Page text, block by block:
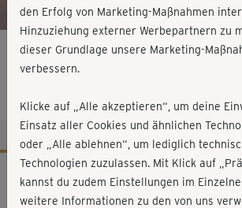
Gesund älter werden -
Workout-Facts
leicht
den Erfolg von Marketing-Maßnahmen
Hinzuziehung externer Werbepartnern zu
dieser Grundlage unsere Marketing-
verbessern.
Klicke auf „Alle akzeptieren“, um deine
Einsatz aller Cookies und ähnlichen
oder „Alle ablehnen“, um lediglich
Technologien zuzulassen. Mit Klick auf
kannst du zudem Einstellungen im
weitere Informationen zu den von uns